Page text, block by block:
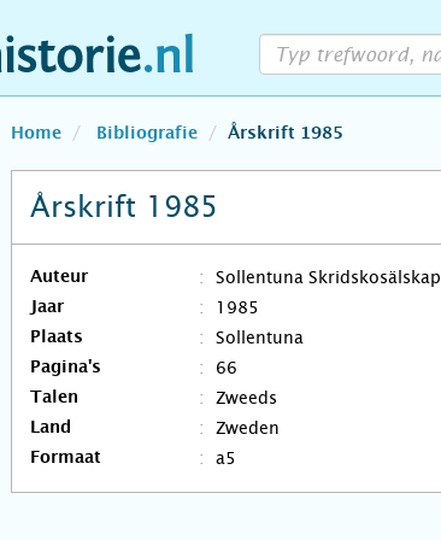
Home Bibliografie Årskrift 1985
Årskrift 1985
Auteur Sollentuna Skridskosälskap
Jaar 1985
Plaats Sollentuna
Pagina's 66
Talen Zweeds
Land Zweden
Formaat a5